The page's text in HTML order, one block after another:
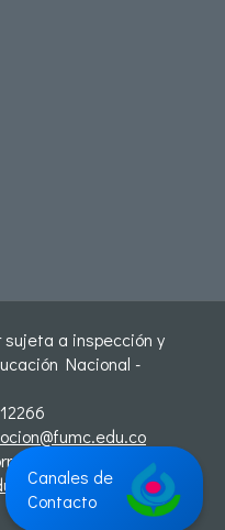
a inspección y
Nacional -
Canales de
Contacto